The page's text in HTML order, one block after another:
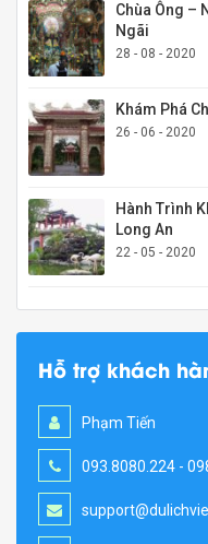
Chùa Ông –
Ngãi
28 - 08 - 2020
Khám Phá
26 - 06 - 2020
Hành Trình
Long An
22 - 05 - 2020
Hỗ trợ khách
Phạm Tiến
093.8080.224 -